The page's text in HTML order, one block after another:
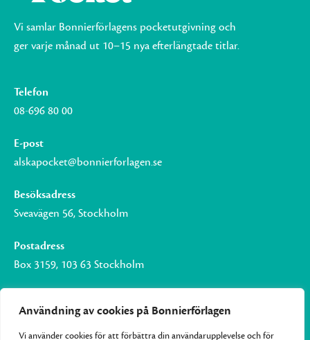
Användning av cookies på Bonnierförlagen
Vi använder cookies för att förbättra din användarupplevelse och för
Vi samlar Bonnierförlagens pocketutgivning och
ger varje månad ut 10–15 nya efterlängtade titlar.
Telefon
08-696 80 00
E-post
alskapocket@bonnierforlagen.se
Besöksadress
Sveavägen 56, Stockholm
Postadress
Box 3159, 103 63 Stockholm